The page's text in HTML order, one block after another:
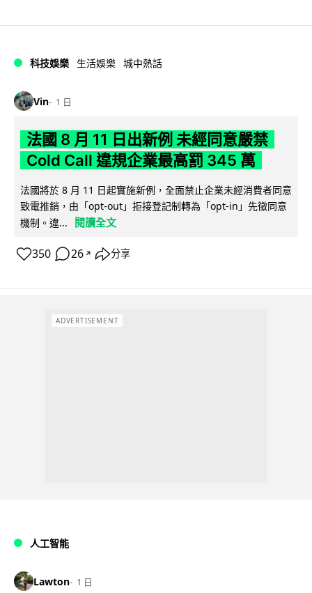
科技娛樂 生活娛樂 城中熱話
Vin 1 日
法國 8 月 11 日出新例 未經同意嚴禁
Cold Call 違規企業最高罰 345 萬
法國將於 8 月 11 日起實施新例，全面禁止企業未經消費者同意
致電推銷，由「opt-out」拒接登記制轉為「opt-in」先徵同意
機制。違...
閱讀全文
350 26 ↗ 分享
ADVERTISEMENT
人工智能
Lawton 1 日